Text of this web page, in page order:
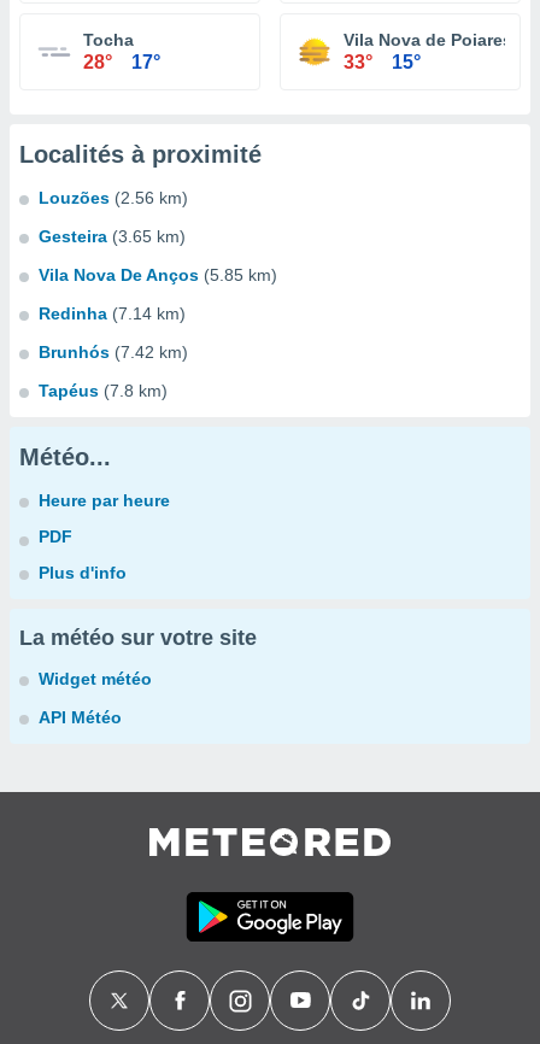
Tocha
28° 17°
Vila Nova de Poiares
33° 15°
Localités à proximité
Louzões (2.56 km)
Gesteira (3.65 km)
Vila Nova De Anços (5.85 km)
Redinha (7.14 km)
Brunhós (7.42 km)
Tapéus (7.8 km)
Météo...
Heure par heure
PDF
Plus d'info
La météo sur votre site
Widget météo
API Météo